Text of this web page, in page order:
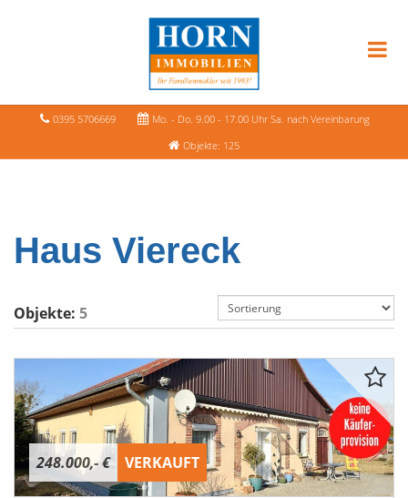
0395 5706669
Mo. - Do. 9.00 - 17.00 Uhr Sa. nach Vereinbarung
Objekte: 125
Haus Viereck
Objekte: 5
248.000,- € VERKAUFT